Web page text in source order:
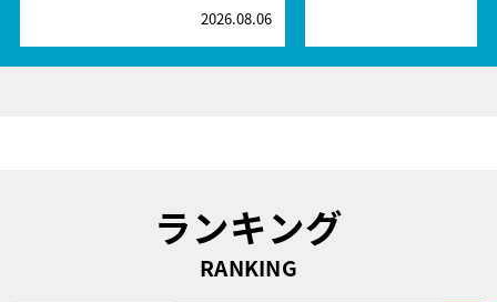
2026.08.06
ランキング
RANKING